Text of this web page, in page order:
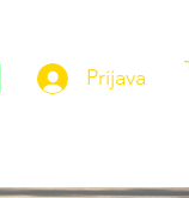
Prijava